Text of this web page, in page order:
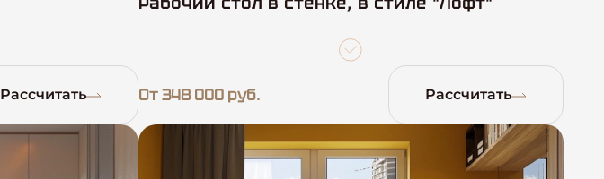
Рассчитать От 348 000 руб. Рассчитать